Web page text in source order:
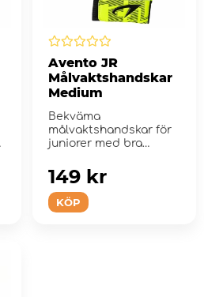
Avento JR
Målvaktshandskar
Medium
Bekväma
målvaktshandskar för
juniorer med bra
KÖP
149 kr